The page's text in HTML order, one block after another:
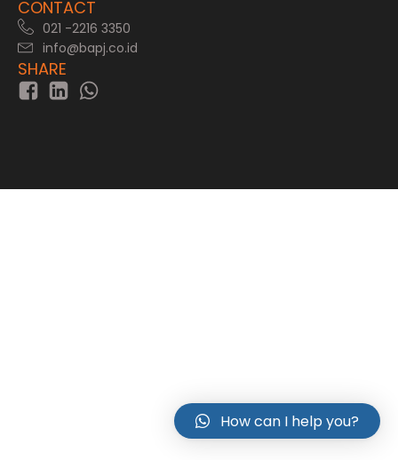
CONTACT
021 -2216 3350
info@bapj.co.id
SHARE
How can I help you?